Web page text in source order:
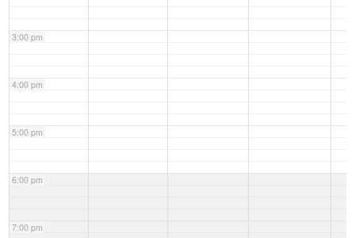
3:00 pm
4:00 pm
5:00 pm
6:00 pm
7:00 pm